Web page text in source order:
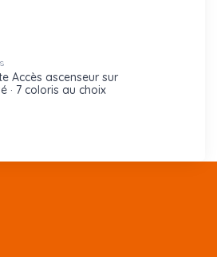
Accès ascenseur sur
· 7 coloris au choix